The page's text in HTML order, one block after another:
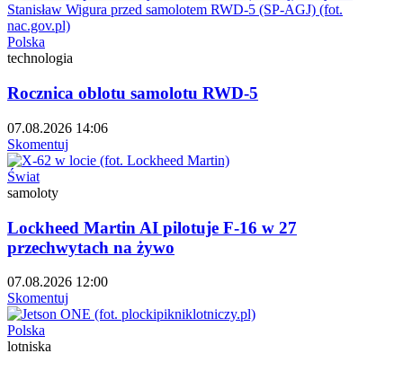
Polska
technologia
Rocznica oblotu samolotu RWD-5
07.08.2026 14:06
Skomentuj
Świat
samoloty
Lockheed Martin AI pilotuje F-16 w 27
przechwytach na żywo
07.08.2026 12:00
Skomentuj
Polska
lotniska